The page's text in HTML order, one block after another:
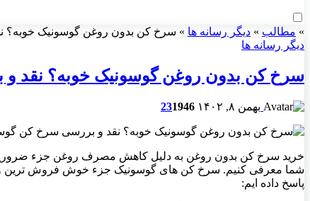
» مطالب » دیگر رسانه ها » سرخ کن بدون روغن گوسونیک خوبه؟
دیگر رسانه ها
سرخ کن بدون روغن گوسونیک خوبه؟ نقد
بهمن ۸, ۱۴۰۲ 231946
خرید سرخ کن بدون روغن به دلیل کاهش مصرف روغن جزء
شما معرفی کنیم. سرخ کن های گوسونیک جزء خوش فروش ترین و
پاسخ داده ایم: